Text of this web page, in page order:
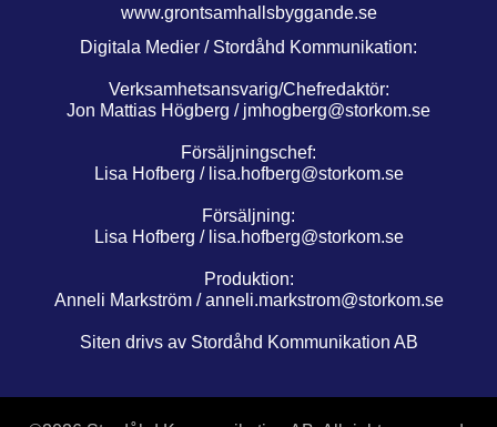
www.grontsamhallsbyggande.se
Digitala Medier / Stordåhd Kommunikation:
Verksamhetsansvarig/Chefredaktör:
Jon Mattias Högberg / jmhogberg@storkom.se
Försäljningschef:
Lisa Hofberg / lisa.hofberg@storkom.se
Försäljning:
Lisa Hofberg / lisa.hofberg@storkom.se
Produktion:
Anneli Markström /anneli.markstrom@storkom.se
Siten drivs av Stordåhd Kommunikation AB